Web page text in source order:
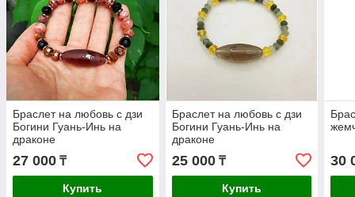
Браслет на любовь с дзи
Богини Гуань-Инь на
драконе
27 000 ₸
Купить
Браслет на любовь с дзи
Богини Гуань-Инь на
драконе
25 000₸
Купить
30